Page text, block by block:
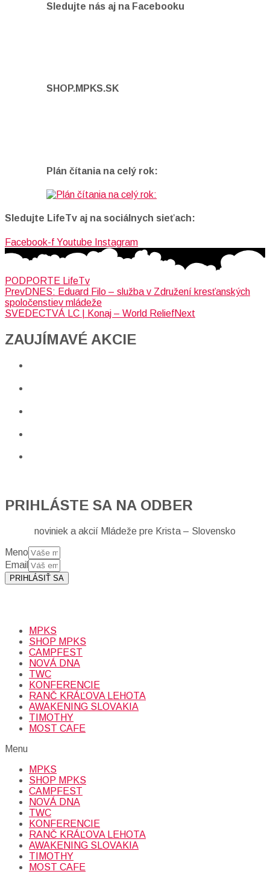
Sledujte nás aj na Facebooku
SHOP.MPKS.SK
Plán čítania na celý rok:
Sledujte LifeTv aj na sociálnych sieťach:
Facebook-f Youtube Instagram
PODPORTE LifeTv
PrevDNES: Eduard Filo – služba v Združení kresťanských
spoločenstiev mládeže
SVEDECTVÁ LC | Konaj – World ReliefNext
ZAUJÍMAVÉ AKCIE​
PRIHLÁSTE SA NA ODBER
noviniek a akcií Mládeže pre Krista – Slovensko
Meno
Email
PRIHLÁSIŤ SA
MPKS
SHOP MPKS
CAMPFEST
NOVÁ DNA
TWC
KONFERENCIE
RANČ KRÁĽOVA LEHOTA
AWAKENING SLOVAKIA
TIMOTHY
MOST CAFE
Menu
MPKS
SHOP MPKS
CAMPFEST
NOVÁ DNA
TWC
KONFERENCIE
RANČ KRÁĽOVA LEHOTA
AWAKENING SLOVAKIA
TIMOTHY
MOST CAFE